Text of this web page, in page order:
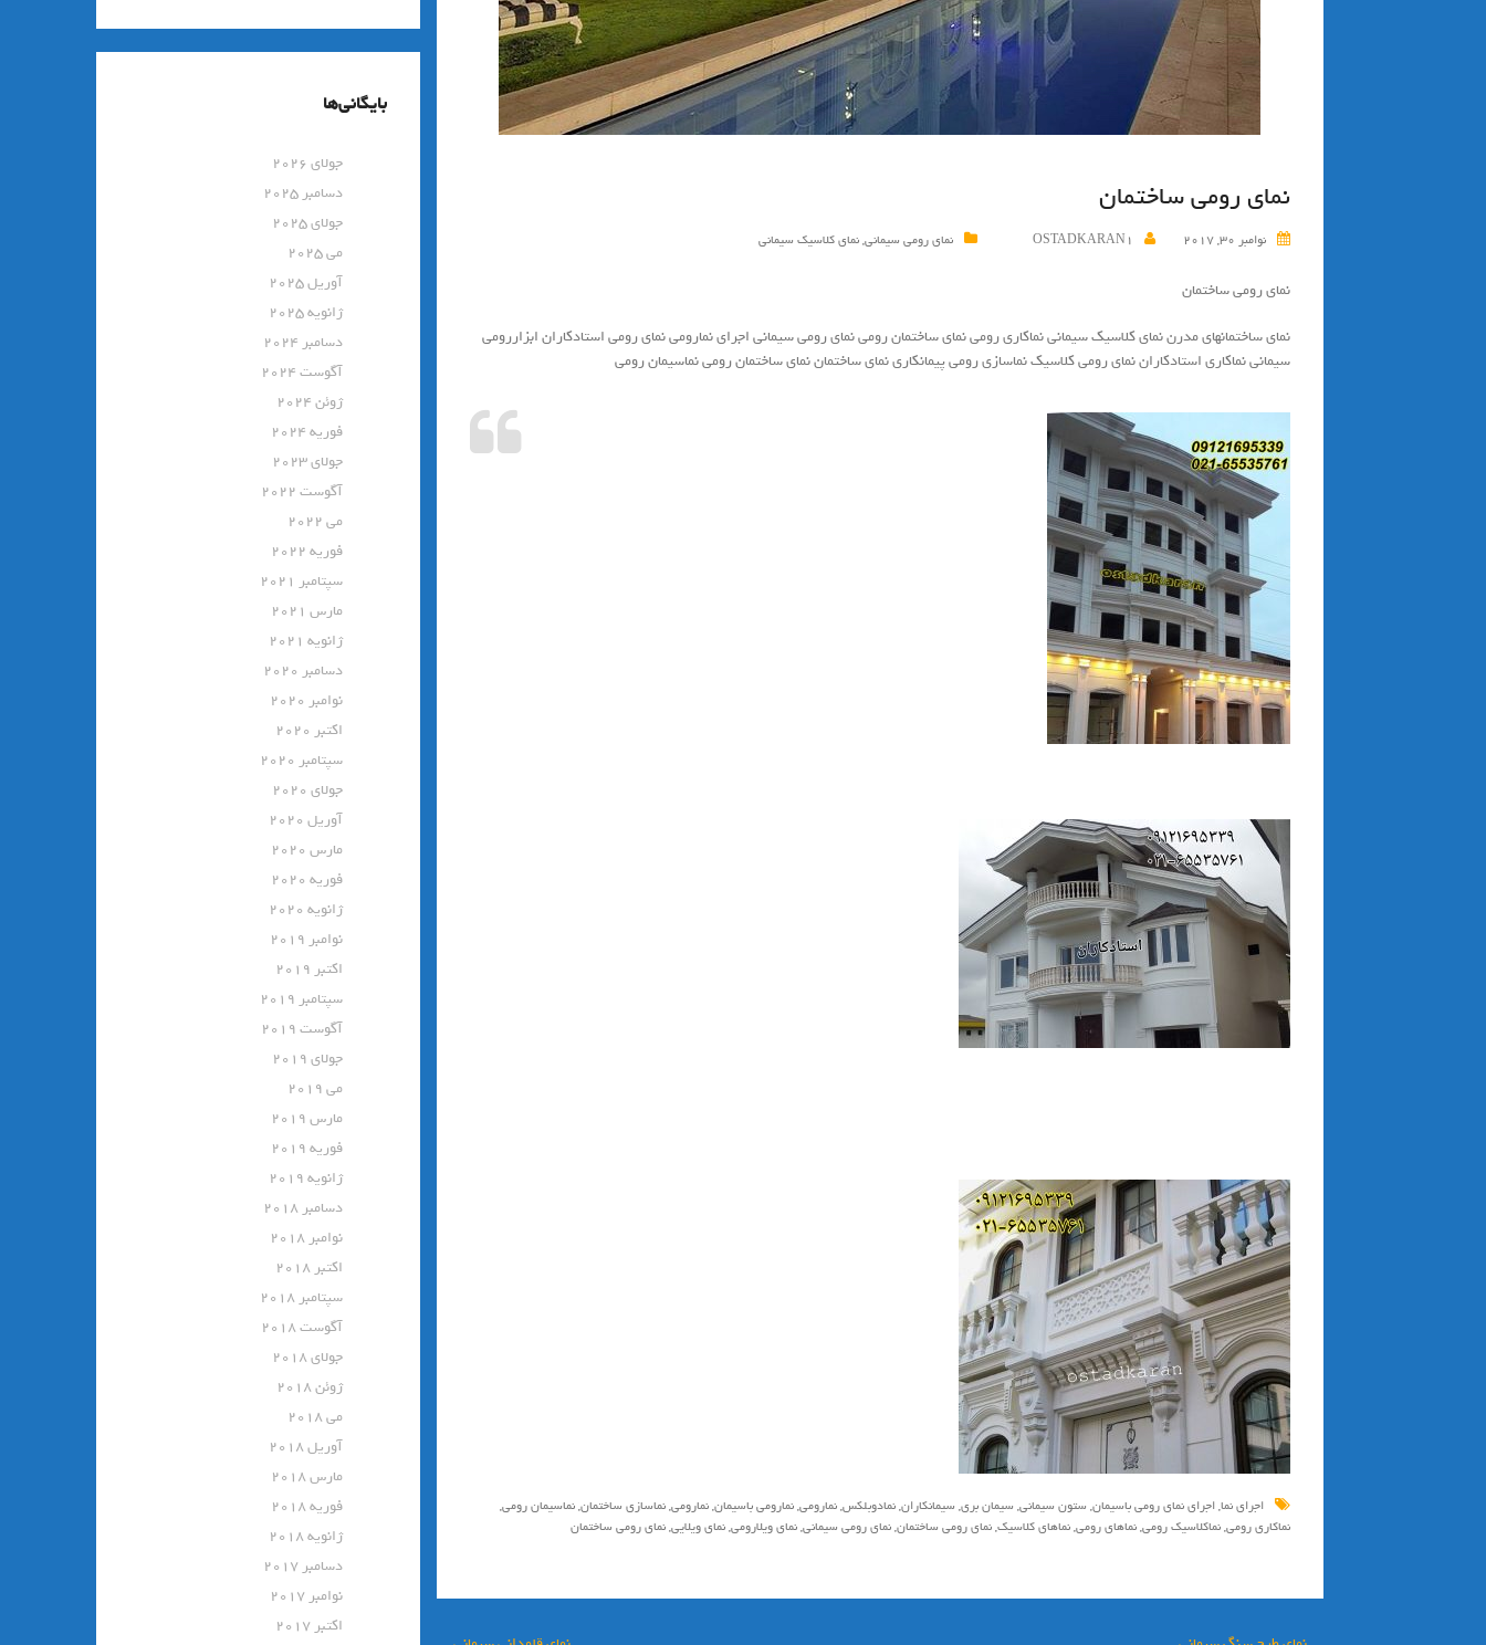
نماي رومي ساختمان
نوامبر 30, 2017 OSTADKARAN1 نمای رومی سیمانی,نمای کلاسیک سیمانی
نماي رومي ساختمان
نماي ساختمانهاي مدرن نماي كلاسيك سيماني نماكاري رومي نماي ساختمان رومي نماي رومي سيماني اجراي نمارومي نماي رومي استادكاران ابزاررومي
سيماني نماكاري استادكاران نماي رومي كلاسيك نماسازي رومي پيمانكاري نماي ساختمان نماي ساختمان رومي نماسيمان رومي
اجراي نما,اجرای نمای رومی باسیمان, ستون سيماني, سيمان بري, سيمانكاران,نمادوبلكس,نمارومي,نمارومي باسيمان,نمارومی,نماسازي ساختمان,نماسيمان رومي,
نماكاري رومي,نماكلاسيك رومي,نماهای رومی,نماهای کلاسیک,نماي رومي ساختمان,نماي رومي سيماني,نماي ويلارومي,نماي ويلايي,نمای رومی ساختمان
بایگانی‌ها
جولای 2026
دسامبر 2025
جولای 2025
می 2025
آوریل 2025
ژانویه 2025
دسامبر 2024
آگوست 2024
ژوئن 2024
فوریه 2024
جولای 2023
آگوست 2022
می 2022
فوریه 2022
سپتامبر 2021
مارس 2021
ژانویه 2021
دسامبر 2020
نوامبر 2020
اکتبر 2020
سپتامبر 2020
جولای 2020
آوریل 2020
مارس 2020
فوریه 2020
ژانویه 2020
نوامبر 2019
اکتبر 2019
سپتامبر 2019
آگوست 2019
جولای 2019
می 2019
مارس 2019
فوریه 2019
ژانویه 2019
دسامبر 2018
نوامبر 2018
اکتبر 2018
سپتامبر 2018
آگوست 2018
جولای 2018
ژوئن 2018
می 2018
آوریل 2018
مارس 2018
فوریه 2018
ژانویه 2018
دسامبر 2017
نوامبر 2017
اکتبر 2017